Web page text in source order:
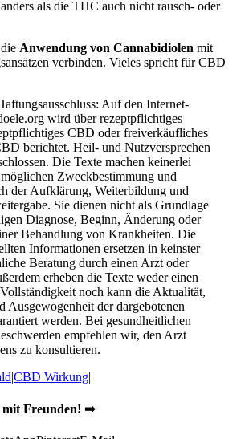
als die THC auch nicht rausch- oder
Anwendung von Cannabidiolen mit
verbinden. Vieles spricht für CBD
Auf den Internet-
wird über rezeptpflichtiges
CBD oder freiverkäufliches
berichtet. Heil- und Nutzversprechen
Die Texte machen keinerlei
Zweckbestimmung und
der Aufklärung, Weiterbildung und
Sie dienen nicht als Grundlage
Diagnose, Beginn, Änderung oder
Behandlung von Krankheiten. Die
Informationen ersetzen in keinster
Beratung durch einen Arzt oder
erheben die Texte weder einen
noch kann die Aktualität,
Ausgewogenheit der dargebotenen
werden. Bei gesundheitlichen
empfehlen wir, den Arzt
zu konsultieren.
|CBD Wirkung|
mit Freunden! ➡